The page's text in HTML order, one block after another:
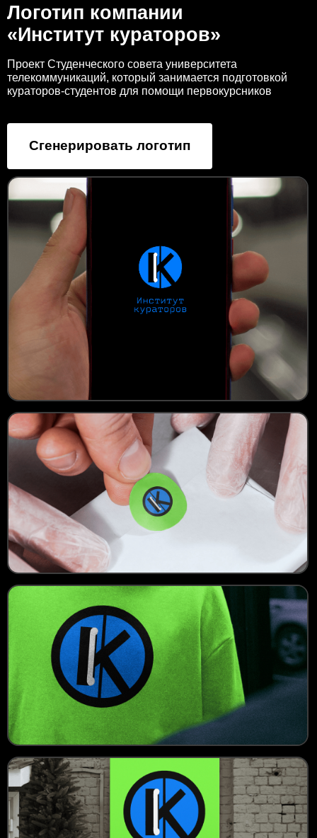
Логотип компании
«Институт кураторов»
Проект Студенческого совета университета
телекоммуникаций, который занимается подготовкой
кураторов-студентов для помощи первокурсников
Сгенерировать логотип